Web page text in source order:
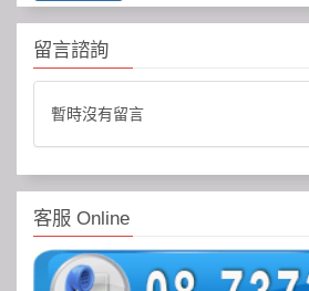
留言諮詢
暫時沒有留言
客服 Online